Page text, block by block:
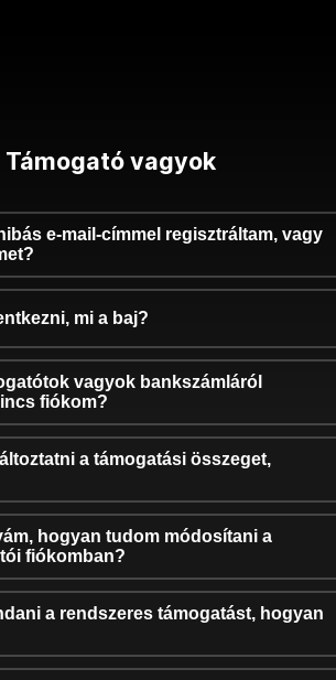
Támogató vagyok
e-mail-címmel regisztráltam, vagy
mi a baj?
vagyok bankszámláról
fiókom?
a támogatási összeget,
hogyan tudom módosítani a
fiókomban?
a rendszeres támogatást, hogyan